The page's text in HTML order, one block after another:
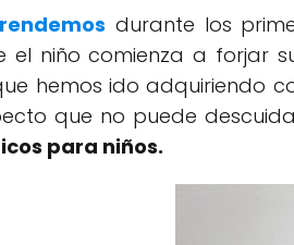
durante los
niño comienza a forjar
hemos ido adquiriendo
que no puede
para niños.